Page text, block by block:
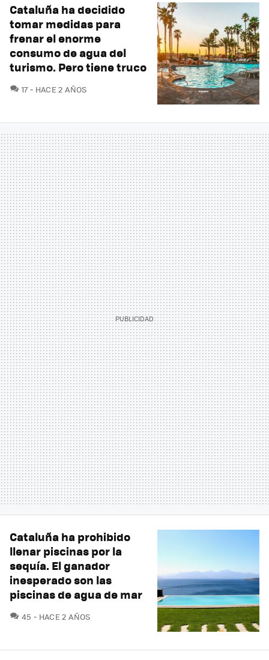
Cataluña ha decidido
tomar medidas para
frenar el enorme
consumo de agua del
turismo. Pero tiene truco
17COMENTARIOS
HACE 2 AÑOS
Cataluña ha prohibido
llenar piscinas por la
sequía. El ganador
inesperado son las
piscinas de agua de mar
45 COMENTARIOS
HACE 2 AÑOS